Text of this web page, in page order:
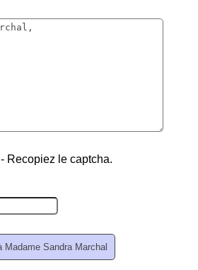
- Recopiez le captcha.